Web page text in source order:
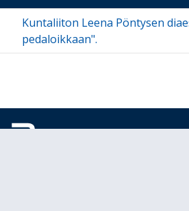
Kuntaliiton Leena Pöntysen
pedaloikkaan".